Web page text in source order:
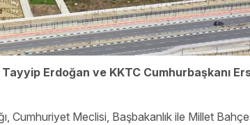
Erdoğan ve KKTC Cumhurbaşkanı
Cumhuriyet Meclisi, Başbakanlık ile Millet